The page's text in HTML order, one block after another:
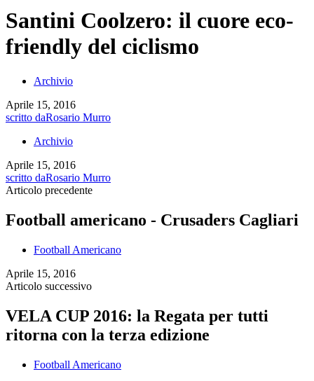
Santini Coolzero: il cuore eco-
friendly del ciclismo
Archivio
Aprile 15, 2016
scritto daRosario Murro
Archivio
Aprile 15, 2016
scritto daRosario Murro
Articolo precedente
Football americano - Crusaders Cagliari
Football Americano
Aprile 15, 2016
Articolo successivo
VELA CUP 2016: la Regata per tutti
ritorna con la terza edizione
Football Americano